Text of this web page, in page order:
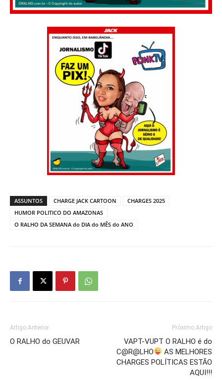
ASSUNTOS CHARGE JACK CARTOON
CHARGES 2025
HUMOR POLITICO DO AMAZONAS
O RALHO DA SEMANA do DIA do MÊS do ANO
Artigo Anterior
O RALHO do GEUVAR
Próximo Artigo
VAPT-VUPT O RALHO é do
C@R@LHO
AS MELHORES
CHARGES POLÍTICAS ESTÃO
AQUI!!!